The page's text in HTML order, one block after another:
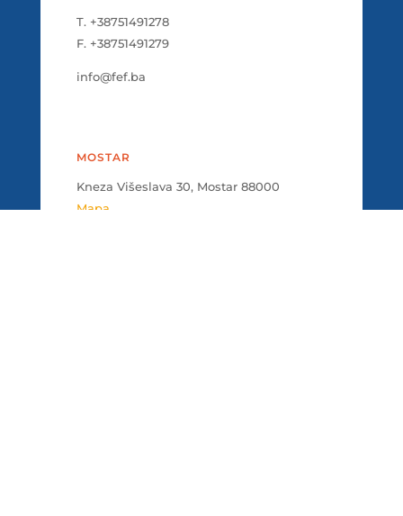
T. +38751491278
F. +38751491279
info@fef.ba
MOSTAR
Kneza Višeslava 30, Mostar 88000
Mapa